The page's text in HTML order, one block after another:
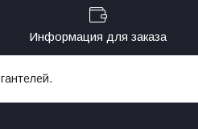
Информация для заказа